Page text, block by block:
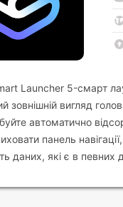
Launcher 5-смарт
зовнішній вигляд
автоматично
панель
даних, які є в